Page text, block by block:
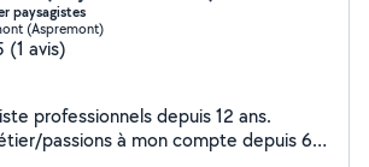
paysagistes
(Aspremont)
(1 avis)
professionnels depuis 12 ans.
passions à mon compte depuis 6